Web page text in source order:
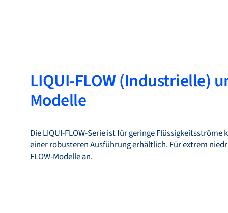
LIQUI-FLOW (Industrielle)
Modelle
Die LIQUI-FLOW-Serie ist für geringe
einer robusteren Ausführung erhältlich. Für extrem
FLOW-Modelle an.